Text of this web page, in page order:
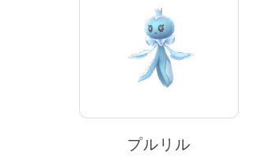
プルリル